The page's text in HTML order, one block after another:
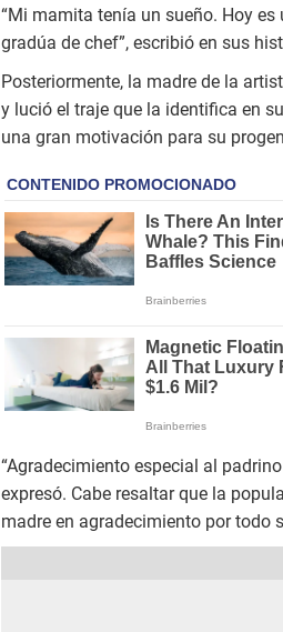
“Mi mamita tenía un sueño. Hoy
gradúa de chef”, escribió en sus
Posteriormente, la madre de la
y lució el traje que la identifica en
una gran motivación para su
“Agradecimiento especial al
expresó. Cabe resaltar que la
madre en agradecimiento por todo